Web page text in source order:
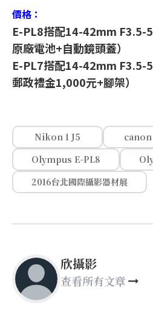
價格：
E-PL8搭配14-42mm F3.5-
原廠電池+自動鏡頭蓋）
E-PL7搭配14-42mm F3.5-
郵政禮金1,000元+腳架）
Nikon 1 J5
canon
Olympus E-PL8
2016台北國際攝影器材展
欣攝影
查看所有文章